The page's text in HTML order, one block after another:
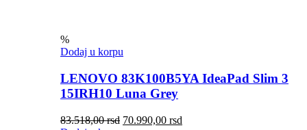
%
Dodaj u korpu
LENOVO 83K100B5YA IdeaPad Slim 3
15IRH10 Luna Grey
83.518,00rsd 70.990,00 rsd